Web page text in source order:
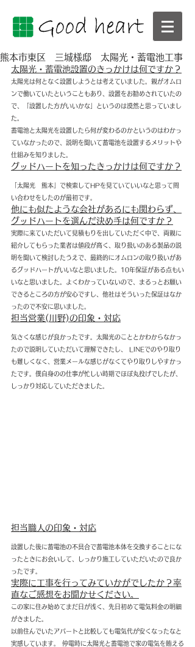
熊本市東区 三城様邸 太陽光・蓄電池工事
太陽光・蓄電池設置のきっかけは何ですか？
太陽光は何となく設置しようとは考えていました。親がオムロ
ンで働いていたということもあり、設置をお勧めされていたの
で、「設置した方がいいかな」というのは漠然と思っていまし
た。
蓄電池と太陽光を設置したら何が変わるのかというのはわかっ
ていなかったので、説明を聞いて蓄電池を設置するメリットや
仕組みを知りました。
グッドハートを知ったきっかけは何ですか？
「太陽光　熊本」で検索してHPを見ていていいなと思って問
い合わせをしたのが最初です。
他にも似たような会社があるにも関わらず、
グッドハートを選んだ決め手は何ですか？
実際に来ていただいて見積もりを出していただく中で、両親に
紹介してもらった業者は値段が高く、取り扱いのある製品の説
明を聞いて検討したうえで、最終的にオムロンの取り扱いがあ
るグッドハートがいいなと思いました。10年保証がある点もい
いなと思いました。よくわかっていないので、まるっとお願い
できるところの方が安心ですし、他社はそういった保証はなか
ったので不安に思いました。
担当営業(川野)の印象・対応
気さくな感じが良かったです。太陽光のこととかわからなかっ
たので説明していただいて理解できたし、 LINEでのやり取り
も難しくなく、営業メールな感じがなくてやり取りしやすかっ
たです。僕自身のの仕事が忙しい時期でほぼ丸投げでしたが、
しっかり対応していただきました。
担当職人の印象・対応
設置した後に蓄電池の不具合で蓄電池本体を交換することにな
ったときにお会いして、しっかり施工していただいたので良か
ったです。
実際に工事を行ってみていかがでしたか？率
直なご感想をお聞かせください。
この家に住み始めてまだ日が浅く、先日初めて電気料金の明細
がきました。
以前住んでいたアパートと比較しても電気代が安くなったなと
実感しています。 停電時に太陽光と蓄電池で家の電気を賄える